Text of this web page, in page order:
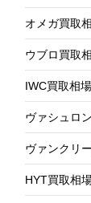
オメガ買取
ウブロ買取
IWC買取相
ヴァシュロ
ヴァンクリ
HYT買取相